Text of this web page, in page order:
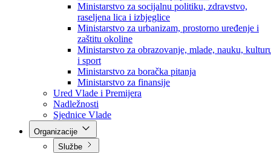
Ministarstvo za privredu
Ministarstvo za pravosuđe, upravu i radne odnose
Ministarstvo za unutrašnje poslove
Ministarstvo za socijalnu politiku, zdravstvo,
raseljena lica i izbjeglice
Ministarstvo za urbanizam, prostorno uređenje i
zaštitu okoline
Ministarstvo za obrazovanje, mlade, nauku,
i sport
Ministarstvo za boračka pitanja
Ministarstvo za finansije
Ured Vlade i Premijera
Nadležnosti
Sjednice Vlade